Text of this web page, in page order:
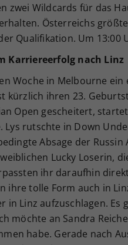
zwei Wildcards für das
Österreichs
Qualifikation. Um
Karriereerfolg nach Linz
Woche in Melbourne
kürzlich ihren 23.
Open gescheitert,
Lys rutschte in Down
Absage der Russin
Lucky Loserin,
ihr daraufhin
ihre tolle Form auch in
in Linz aufzuschlagen.
möchte an Sandra
habe. Gerade nach